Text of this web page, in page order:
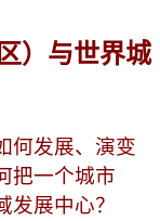
）与世界城
何发展、演变
把一个城市
发展中心？